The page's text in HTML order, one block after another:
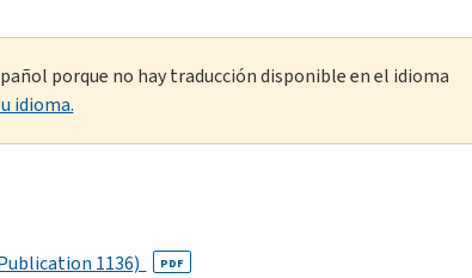
porque no hay traducción disponible en el idioma
idioma.
1136)
PDF